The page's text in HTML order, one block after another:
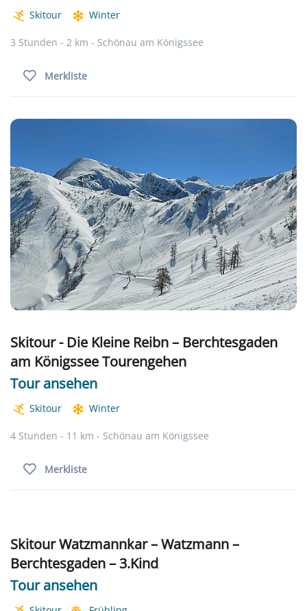
Skitour Winter
3 Stunden - 2 km - Schönau am Königssee
Merkliste
Skitour - Die Kleine Reibn – Berchtesgaden
am Königssee Tourengehen
Tour ansehen
Skitour Winter
4 Stunden - 11 km - Schönau am Königssee
Merkliste
Skitour Watzmannkar – Watzmann –
Berchtesgaden – 3.Kind
Tour ansehen